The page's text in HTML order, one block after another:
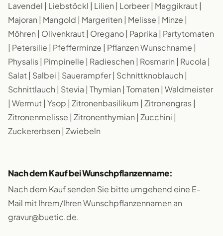
Lavendel | Liebstöckl | Lilien | Lorbeer | Maggikraut |
Majoran | Mangold | Margeriten | Melisse | Minze |
Möhren | Olivenkraut | Oregano | Paprika | Partytomaten
| Petersilie | Pfefferminze | Pflanzen Wunschname |
Physalis | Pimpinelle | Radieschen | Rosmarin | Rucola |
Salat | Salbei | Sauerampfer | Schnittknoblauch |
Schnittlauch | Stevia | Thymian | Tomaten | Waldmeister
| Wermut | Ysop | Zitronenbasilikum | Zitronengras |
Zitronenmelisse | Zitronenthymian | Zucchini |
Zuckererbsen | Zwiebeln
Nach dem Kauf bei Wunschpflanzenname:
Nach dem Kauf senden Sie bitte umgehend eine E-
Mail mit Ihrem/Ihren Wunschpflanzennamen an
gravur@buetic.de.